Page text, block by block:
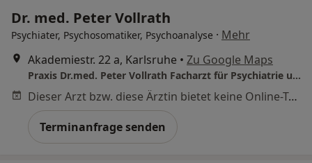
Dr. med. Peter Vollrath
Psychiater, Psychosomatiker, Psychoanalyse · Mehr
Akademiestr. 22 a, Karlsruhe • Zu Google Maps
Praxis Dr.med. Peter Vollrath Facharzt für Psychiatrie und Psychotherapie
Dieser Arzt bzw. diese Ärztin bietet keine Online-Terminbuchung an diesem Standort an.
Terminanfrage senden